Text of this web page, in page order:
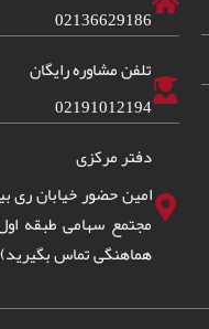
02136629186
تلفن مشاوره رایگان
02191012194
دفتر مرکزی
امین حضور خیابان ری
هماهنگی تماس بگیرید)